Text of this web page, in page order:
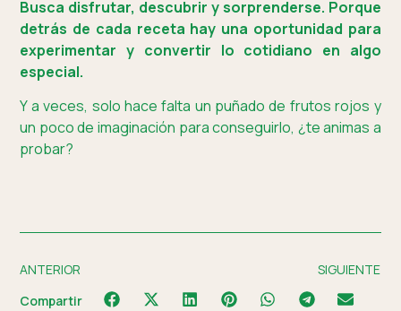
Busca disfrutar, descubrir y sorprenderse. Porque
detrás de cada receta hay una oportunidad para
experimentar y convertir lo cotidiano en algo
especial.
Y a veces, solo hace falta un puñado de frutos rojos y
un poco de imaginación para conseguirlo, ¿te animas a
probar?
ANTERIOR
SIGUIENTE
Compartir